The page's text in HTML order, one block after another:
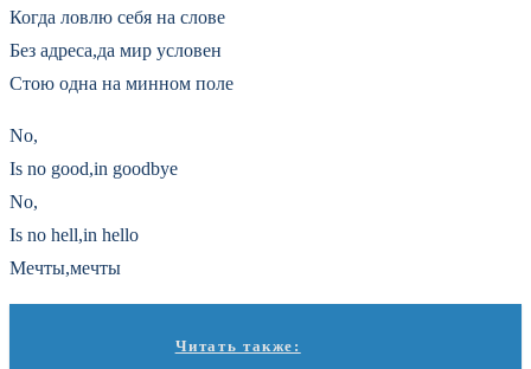
Когда ловлю себя на слове
Без адреса,да мир условен
Стою одна на минном поле
No,
Is no good,in goodbye
No,
Is no hell,in hello
Мечты,мечты
Читать также: